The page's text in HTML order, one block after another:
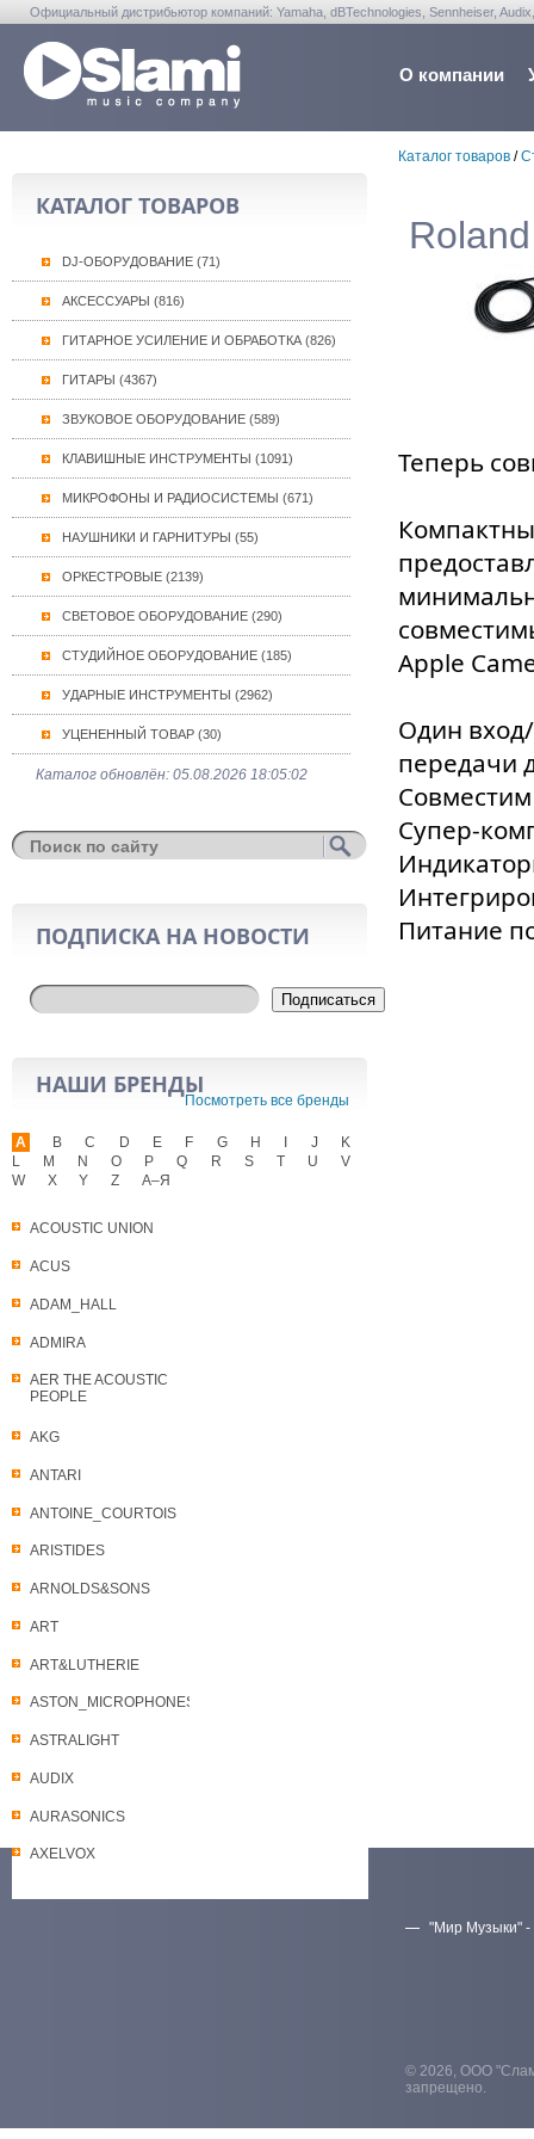
Официальный дистрибьютор компаний: Yamaha, dBTechnologies, Sennheiser,
О компании
КАТАЛОГ ТОВАРОВ
DJ-ОБОРУДОВАНИЕ (71)
АКСЕССУАРЫ (816)
ГИТАРНОЕ УСИЛЕНИЕ И ОБРАБОТКА (826)
ГИТАРЫ (4367)
ЗВУКОВОЕ ОБОРУДОВАНИЕ (589)
КЛАВИШНЫЕ ИНСТРУМЕНТЫ (1091)
МИКРОФОНЫ И РАДИОСИСТЕМЫ (671)
НАУШНИКИ И ГАРНИТУРЫ (55)
ОРКЕСТРОВЫЕ (2139)
СВЕТОВОЕ ОБОРУДОВАНИЕ (290)
СТУДИЙНОЕ ОБОРУДОВАНИЕ (185)
УДАРНЫЕ ИНСТРУМЕНТЫ (2962)
УЦЕНЕННЫЙ ТОВАР (30)
Каталог обновлён: 05.08.2026 18:05:02
ПОДПИСКА НА НОВОСТИ
Подписаться
НАШИ БРЕНДЫ
Посмотреть все бренды
A
ACOUSTIC UNION
ACUS
ADAM_HALL
ADMIRA
AER THE ACOUSTIC
PEOPLE
AKG
ANTARI
ANTOINE_COURTOIS
ARISTIDES
ARNOLDS&SONS
ART
ART&LUTHERIE
ASTON_MICROPHONES
ASTRALIGHT
AUDIX
AURASONICS
AXELVOX
B C D E F G H J
K
L
M N O P Q R S T U
V
W
X Y Z А–Я
Каталог товаров/
Теперь
Apple
Один
передачи
Супер-
Питание
"Мир Музыки" -
© 2026, ООО
запрещено.